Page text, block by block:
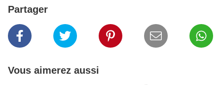
Partager
Vous aimerez aussi